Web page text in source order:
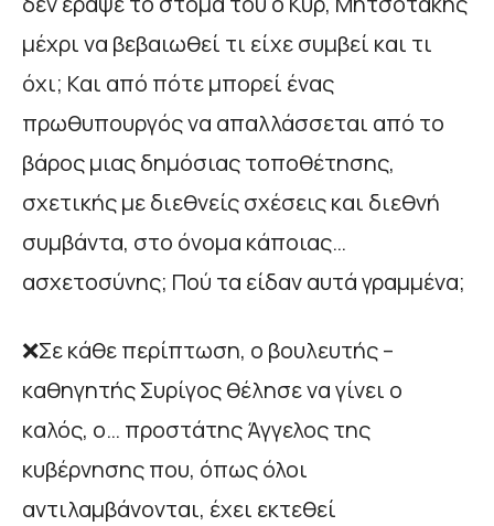
μέχρι να βεβαιωθεί τι είχε συμβεί και τι
όχι; Και από πότε μπορεί ένας
πρωθυπουργός να απαλλάσσεται από το
βάρος μιας δημόσιας τοποθέτησης,
σχετικής με διεθνείς σχέσεις και διεθνή
συμβάντα, στο όνομα κάποιας…
ασχετοσύνης; Πού τα είδαν αυτά γραμμένα;
❌Σε κάθε περίπτωση, ο βουλευτής –
καθηγητής Συρίγος θέλησε να γίνει ο
καλός, ο… προστάτης Άγγελος της
κυβέρνησης που, όπως όλοι
αντιλαμβάνονται, έχει εκτεθεί